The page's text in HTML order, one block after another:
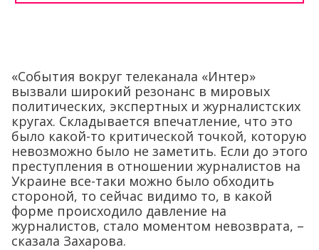
«События вокруг телеканала «Интер»
вызвали широкий резонанс в мировых
политических, экспертных и журналистских
кругах. Складывается впечатление, что это
было какой-то критической точкой, которую
невозможно было не заметить. Если до этого
преступления в отношении журналистов на
Украине все-таки можно было обходить
стороной, то сейчас видимо то, в какой
форме происходило давление на
журналистов, стало моментом невозврата, –
сказала Захарова.